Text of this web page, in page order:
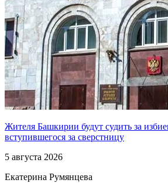
Жителя Башкирии будут судить за
вступившегося за сверстницу
5 августа 2026
Екатерина Румянцева